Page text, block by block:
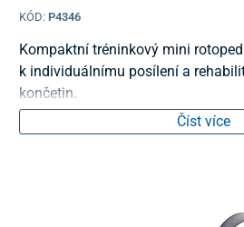
KÓD: P4346
Kompaktní tréninkový mini
k individuálnímu posílení a
končetin.
Číst více